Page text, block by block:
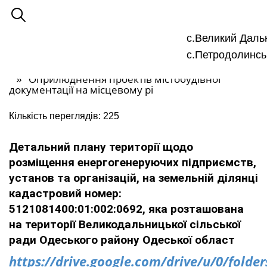
с.Великий
Великодальницька сільська рада
Оприлюднення проектів містобудівної
документації на місцевому рі
Кількість переглядів: 225
Детальний плану території щодо
розміщення енергогенеруючих підприємств,
установ та організацій, на земельній ділянці
кадастровий номер:
5121081400:01:002:0692, яка розташована
на території Великодальницької сільської
ради Одеського району Одеської област
https://drive.google.com/drive/u/0/